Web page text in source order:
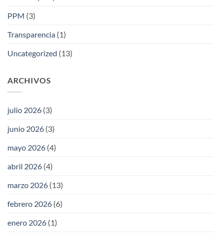
PPM (3)
Transparencia (1)
Uncategorized (13)
ARCHIVOS
julio 2026 (3)
junio 2026 (3)
mayo 2026 (4)
abril 2026 (4)
marzo 2026 (13)
febrero 2026 (6)
enero 2026 (1)